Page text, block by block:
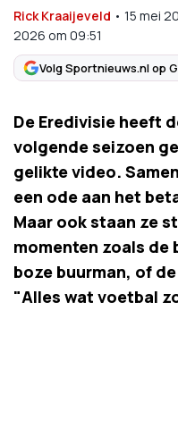
Rick Kraaijeveld • 15 mei
2026 om 09:51
Volg Sportnieuws.nl op
De Eredivisie heeft
volgende seizoen
gelikte video.
een ode aan het
Maar ook staan ze
momenten zoals de
boze buurman, of
"Alles wat voetbal